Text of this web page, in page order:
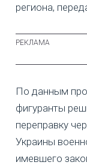
региона,
По данным
фигуранты
переправку
Украины
имевшего